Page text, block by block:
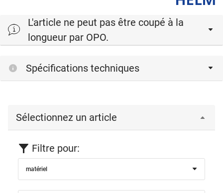
L'article ne peut pas être coupé à la
longueur par OPO.
Spécifications techniques
Sélectionnez un article
Filtre pour:
matériel